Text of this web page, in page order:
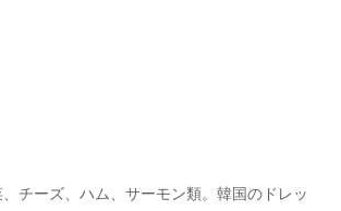
チーズ、ハム、サーモン類。韓国のドレッ